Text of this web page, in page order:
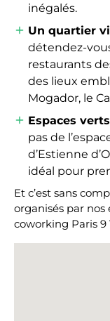
inégalés.
Un quartier
détendez-
restaurants
des lieux
Mogador, le
Espaces
pas de
d’Estienne
idéal pour
Et c’est sans
organisés par nos
coworking Paris 9